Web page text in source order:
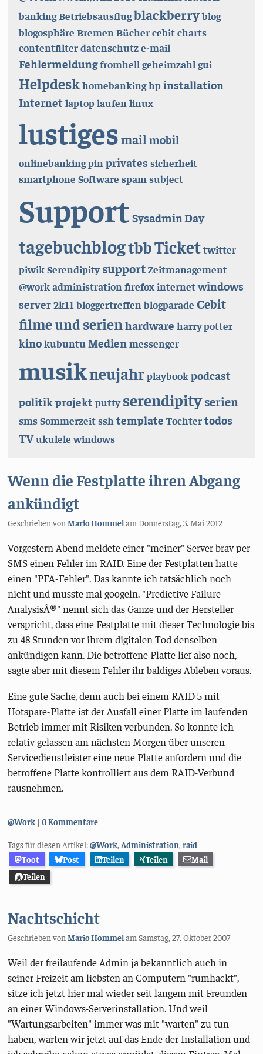
bankingBetriebsausflugblackberryblog
blogosphäre Bremen Büchercebitcharts
contentfilterdatenschutze-mail
Fehlermeldungfromhell geheimzahl gui
Helpdeskhomebankinghpinstallation
Internet laptoplaufen linux
lustigesmail mobil
onlinebankingpin privates sicherheit
smartphone Software spam subject
Support Sysadmin Day
tagebuchblogtbbTickettwitter
piwikSerendipity supportZeitmanagement
@workadministration firefoxinternetwindows
server2k11 bloggertreffen blogparade Cebit
filme und serienhardware harry potter
kinokubuntu Medien messenger
musikneujahrplaybookpodcast
politikprojekt putty serendipityserien
smsSommerzeitssh template Tochtertodos
TVukulele windows
Wenn die Festplatte ihren Abgang
ankündigt
Geschrieben vonMario HommelamDonnerstag, 3. Mai 2012
Vorgestern Abend meldete einer "meiner" Server brav per
SMS einen Fehler im RAID. Eine der Festplatten hatte
einen "PFA-Fehler". Das kannte ich tatsächlich noch
nicht und musste mal googeln. "Predictive Failure
AnalysisÂ®" nennt sich das Ganze und der Hersteller
verspricht, dass eine Festplatte mit dieser Technologie bis
zu 48 Stunden vor ihrem digitalen Tod denselben
ankündigen kann. Die betroffene Platte lief also noch,
sagte aber mit diesem Fehler ihr baldiges Ableben voraus.
Eine gute Sache, denn auch bei einem RAID 5 mit
Hotspare-Platte ist der Ausfall einer Platte im laufenden
Betrieb immer mit Risiken verbunden. So konnte ich
relativ gelassen am nächsten Morgen über unseren
Servicedienstleister eine neue Platte anfordern und die
betroffene Platte kontrolliert aus dem RAID-Verbund
rausnehmen.
Kategorien:
@Work 0 Kommentare
Tags für diesen Artikel:@Work Administration ,raid
Toot
Post Teilen Teilen
Mail
Teilen
Nachtschicht
Geschrieben vonMario HommelamSamstag, 27. Oktober 2007
Weil der freilaufende Admin ja bekanntlich auch in
seiner Freizeit am liebsten an Computern "rumhackt",
sitze ich jetzt hier mal wieder seit langem mit Freunden
an einer Windows-Serverinstallation. Und weil
"Wartungsarbeiten" immer was mit "warten" zu tun
haben, warten wir jetzt auf das Ende der Installation und